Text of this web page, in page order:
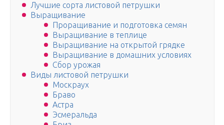
Лучшие сорта листовой петрушки
Выращивание
Проращивание и подготовка семян
Выращивание в теплице
Выращивание на открытой грядке
Выращивание в домашних условиях
Сбор урожая
Виды листовой петрушки
Москраух
Браво
Астра
Эсмеральда